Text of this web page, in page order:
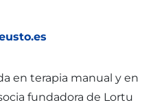
en terapia manual y en
fundadora de Lortu